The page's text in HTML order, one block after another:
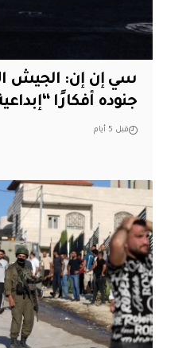
سي إن إن: الجيش
جنوده أفكارًا
قبل 5 أيام